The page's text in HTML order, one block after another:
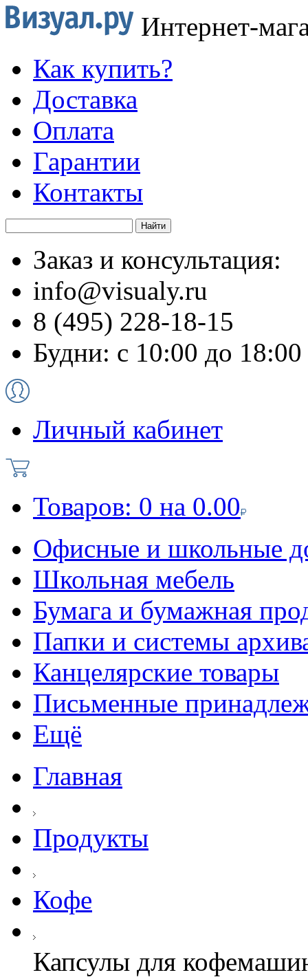
Интернет-
Как купить?
Доставка
Оплата
Гарантии
Контакты
Заказ и консультация:
info@visualy.ru
8 (495) 228-18-15
Будни: с 10:00 до 18:00
Личный кабинет
Товаров: 0 на 0.00
Офисные и школьные
Школьная мебель
Бумага и бумажная
Папки и системы
Канцелярские товары
Письменные
Ещё
Главная
Продукты
Кофе
Капсулы для